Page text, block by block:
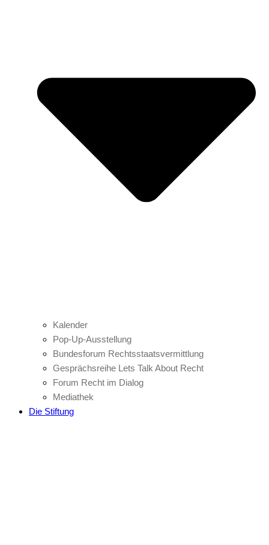
Kalender
Pop-Up-Ausstellung
Bundesforum Rechtsstaatsvermittlung
Gesprächsreihe Lets Talk About Recht
Forum Recht im Dialog
Mediathek
Die Stiftung